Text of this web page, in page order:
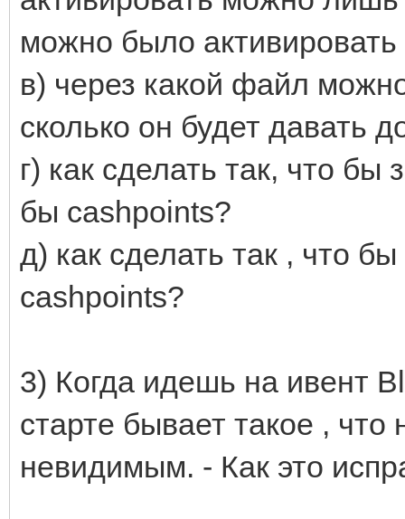
можно было активировать
в) через какой файл
сколько он будет давать
г) как сделать так, что
бы cashpoints?
д) как сделать так , что
cashpoints?
3) Когда идешь на ивент
старте бывает такое , что
невидимым. - Как это